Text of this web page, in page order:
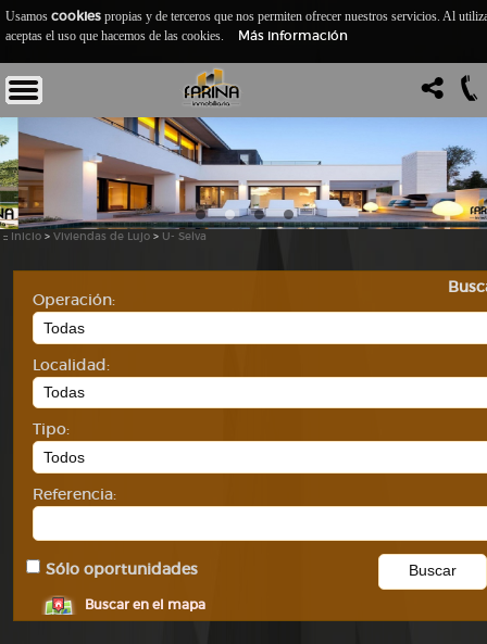
:: Inicio > Viviendas de Lujo > U- Selva
Operación:
Localidad:
Tipo:
Referencia:
Sólo oportunidades
Buscar en el mapa
Usamos cookies propias y de terceros que nos permiten ofrecer nuestros servicios. Al
aceptas el uso que hacemos de las cookies.
Más información